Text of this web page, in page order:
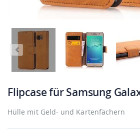
Flipcase für Samsung
Hülle mit Geld- und Kartenfächern